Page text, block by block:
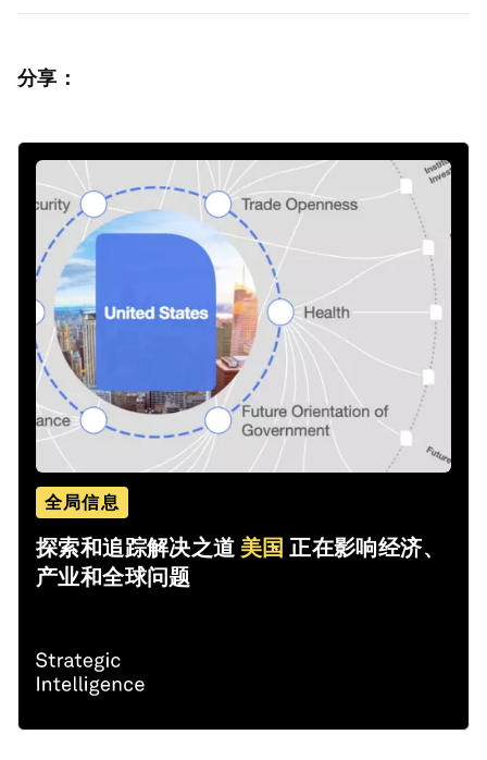
分享：
全局信息
探索和追踪解决之道 美国 正在影响经济、
产业和全球问题